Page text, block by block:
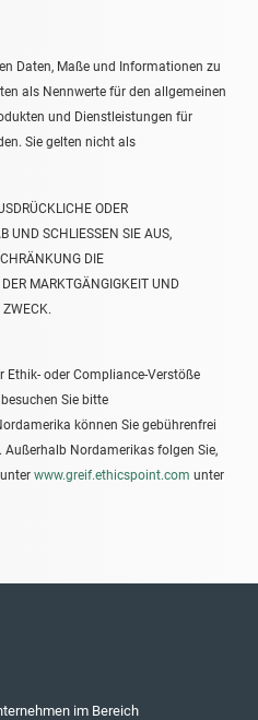
Daten, Maße und Informationen zu
als Nennwerte für den allgemeinen
und Dienstleistungen für
Sie gelten nicht als
ODER
UND SCHLIESSEN SIE AUS,
DIE
MARKTGÄNGIGKEIT UND
oder Compliance-Verstöße
Sie bitte
können Sie gebührenfrei
Nordamerikas folgen Sie,
www.greif.ethicspoint.com unter
im Bereich